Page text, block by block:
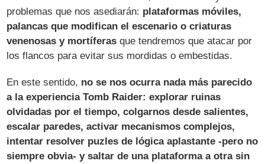
problemas que nos asediarán: plataformas móviles,
palancas que modifican el escenario o criaturas
venenosas y mortíferas que tendremos que atacar por
los flancos para evitar sus mordidas o embestidas.
En este sentido, no se nos ocurra nada más parecido
a la experiencia Tomb Raider: explorar ruinas
olvidadas por el tiempo, colgarnos desde salientes,
escalar paredes, activar mecanismos complejos,
intentar resolver puzles de lógica aplastante -pero no
siempre obvia- y saltar de una plataforma a otra sin